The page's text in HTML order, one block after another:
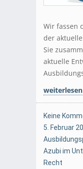
Wir fassen
der
Sie
aktuelle
weiterlesen
Keine
5. Februar
Azubi im
Recht